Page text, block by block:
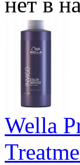
Wella